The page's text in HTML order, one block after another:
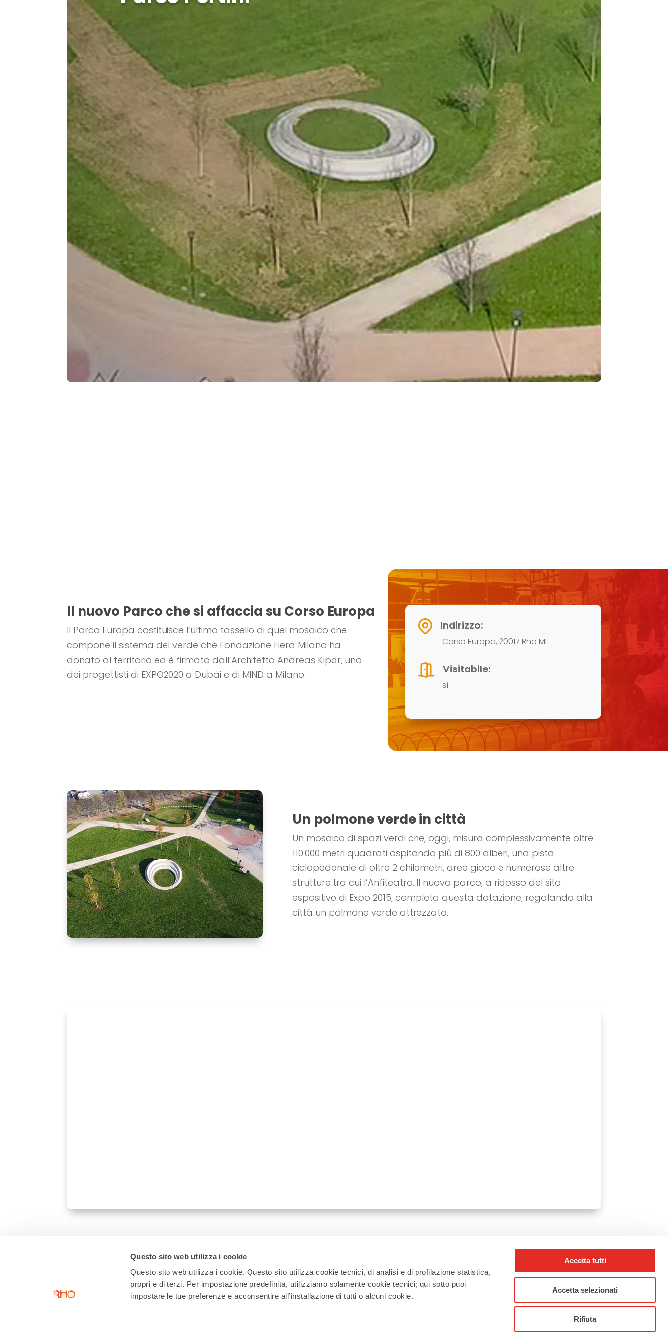
Questo sito web utilizza i cookie
Questo sito web utilizza i cookie. Questo sito utilizza cookie tecnici, di analisi e di profilazione statistica,
propri e di terzi. Per impostazione predefinita, utilizziamo solamente cookie tecnici; qui sotto puoi
impostare le tue preferenze e acconsentire all’installazione di tutti o alcuni cookie.
Accetta tutti
Accetta selezionati
Rifiuta
Il nuovo Parco che si affaccia su Corso Europa
Il Parco Europa costituisce l’ultimo tassello di quel mosaico che
compone il sistema del verde che Fondazione Fiera Milano ha
donato al territorio ed è firmato dall’Architetto Andreas Kipar, uno
dei progettisti di EXPO2020 a Dubai e di MIND a Milano.
Indirizzo:
Corso Europa, 20017 Rho MI
Visitabile:
sì
Un polmone verde in città
Un mosaico di spazi verdi che, oggi, misura complessivamente oltre
110.000 metri quadrati ospitando più di 800 alberi, una pista
ciclopedonale di oltre 2 chilometri, aree gioco e numerose altre
strutture tra cui l’Anfiteatro. Il nuovo parco, a ridosso del sito
espositivo di Expo 2015, completa questa dotazione, regalando alla
città un polmone verde attrezzato.